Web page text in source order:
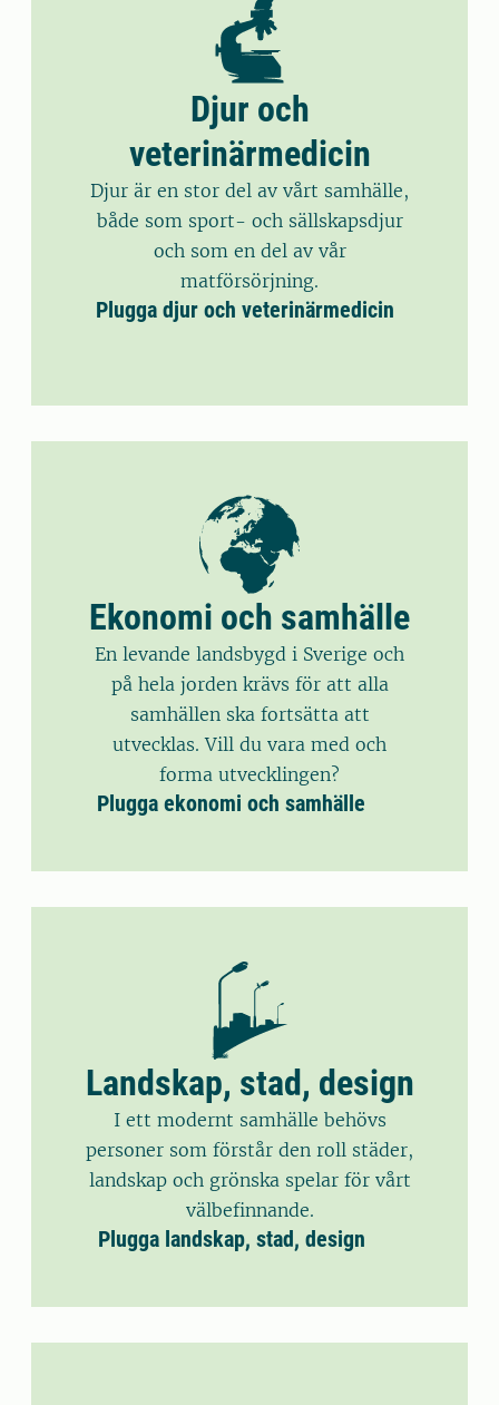
Djur och
veterinärmedicin
Djur är en stor del av vårt samhälle,
både som sport- och sällskapsdjur
och som en del av vår
matförsörjning.
Plugga djur och veterinärmedicin
Ekonomi och samhälle
En levande landsbygd i Sverige och
på hela jorden krävs för att alla
samhällen ska fortsätta att
utvecklas. Vill du vara med och
forma utvecklingen?
Plugga ekonomi och samhälle
Landskap, stad, design
I ett modernt samhälle behövs
personer som förstår den roll städer,
landskap och grönska spelar för vårt
välbefinnande.
Plugga landskap, stad, design